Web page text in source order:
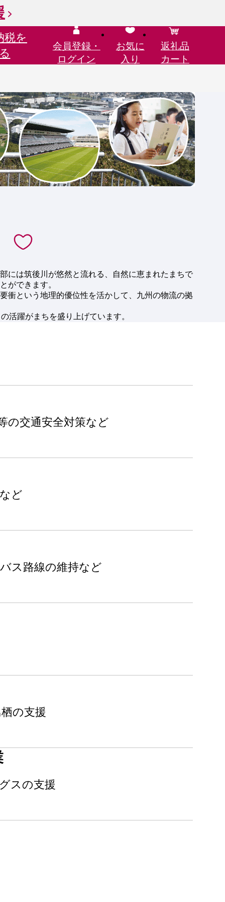
税を
会員登録・
ログイン
お気に
入り
返礼品
カート
には筑後川が悠然と流れる、自然に恵まれたまちで
ができます。
衝という地理的優位性を活かして、九州の物流の拠
活躍がまちを盛り上げています。
の交通安全対策など
ど
ス路線の維持など
の支援
スの支援